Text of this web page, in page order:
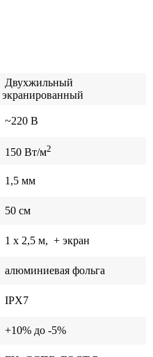
Двухжильный
экранированный
~220 В
150 Вт/м2
1,5 мм
50 см
1 x 2,5 м, + экран
алюминиевая фольга
IPX7
+10% до -5%